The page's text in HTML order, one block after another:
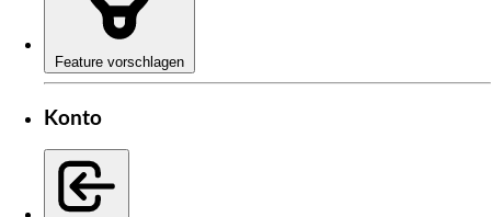
Feature vorschlagen
Konto